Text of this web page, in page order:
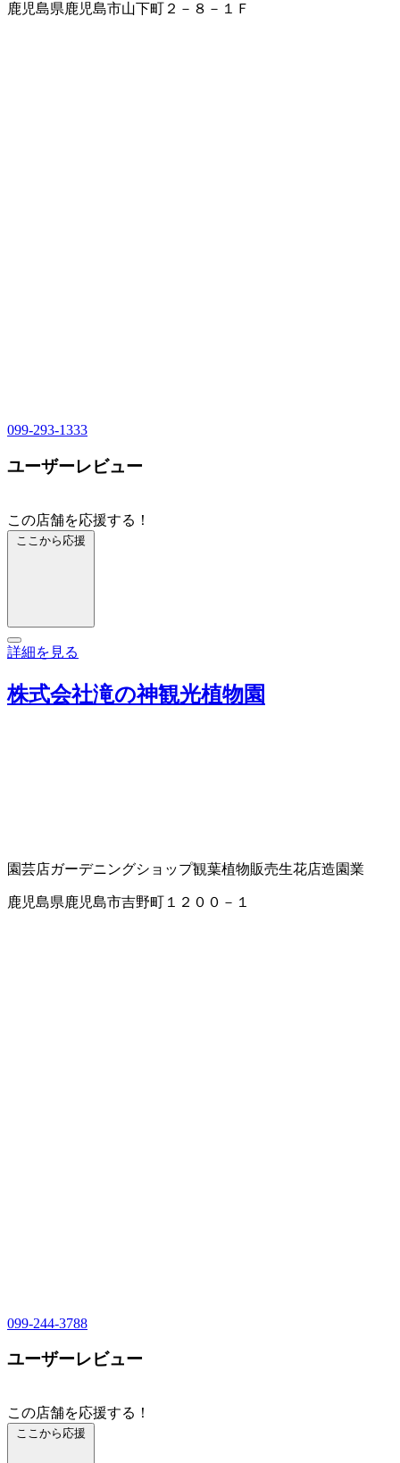
鹿児島県鹿児島市山下町２－８－１Ｆ
099-293-1333
ユーザーレビュー
この店舗を応援する！
ここから応援
詳細を見る
株式会社滝の神観光植物園
園芸店ガーデニングショップ観葉植物販売生花店造園業
鹿児島県鹿児島市吉野町１２００－１
099-244-3788
ユーザーレビュー
この店舗を応援する！
ここから応援